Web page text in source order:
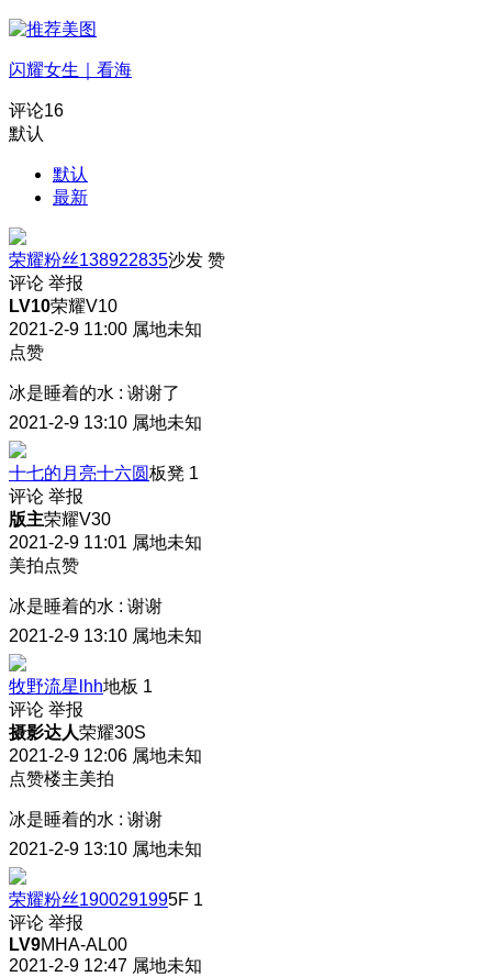
闪耀女生｜看海
评论16
默认
默认
最新
荣耀粉丝138922835沙发 赞
评论 举报
LV10荣耀V10
2021-2-9 11:00 属地未知
点赞
冰是睡着的水 : 谢谢了
2021-2-9 13:10 属地未知
十七的月亮十六圆板凳 1
评论 举报
版主荣耀V30
2021-2-9 11:01 属地未知
美拍点赞
冰是睡着的水 : 谢谢
2021-2-9 13:10 属地未知
牧野流星lhh地板 1
评论 举报
摄影达人荣耀30S
2021-2-9 12:06 属地未知
点赞楼主美拍
冰是睡着的水 : 谢谢
2021-2-9 13:10 属地未知
荣耀粉丝1900291995F 1
评论 举报
LV9MHA-AL00
2021-2-9 12:47 属地未知